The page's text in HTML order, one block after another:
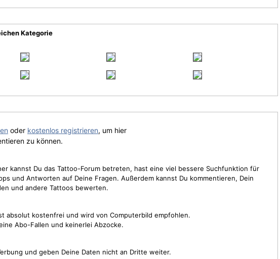
Kategorie
oder kostenlos registrieren, um hier
zu können.
kannst Du das Tattoo-Forum betreten, hast eine viel bessere Suchfunktion für
und Antworten auf Deine Fragen. Außerdem kannst Du kommentieren, Dein
und andere Tattoos bewerten.
absolut kostenfrei und wird von Computerbild empfohlen.
Abo-Fallen und keinerlei Abzocke.
und geben Deine Daten nicht an Dritte weiter.